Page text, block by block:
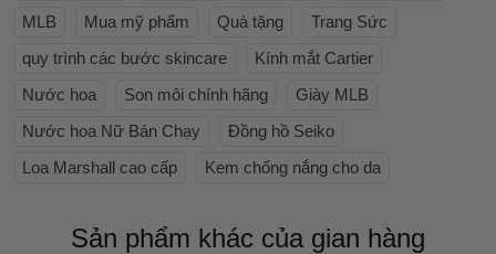
MLB
Mua mỹ phẩm Quà tặng
Trang Sức
quy trình các bước skincare
Kính mắt Cartier
Nước hoa
Son môi chính hãng
Giày MLB
Nước hoa Nữ Bán Chạy
Đồng hồ Seiko
Loa Marshall cao cấp
Kem chống nắng cho da
Sản phẩm khác của gian hàng